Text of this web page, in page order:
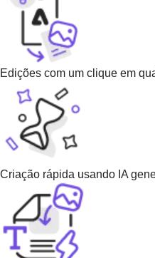
Edições com um clique em
Criação rápida usando IA